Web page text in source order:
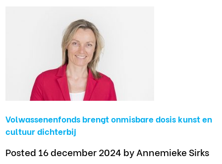
Volwassenenfonds brengt onmisbare dosis kunst en
cultuur dichterbij
Posted 16 december 2024 by Annemieke Sirks